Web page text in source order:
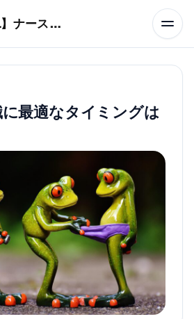
【看護師愛用率No1】ナースリーで人気の商品はコレ
最適なタイミングは